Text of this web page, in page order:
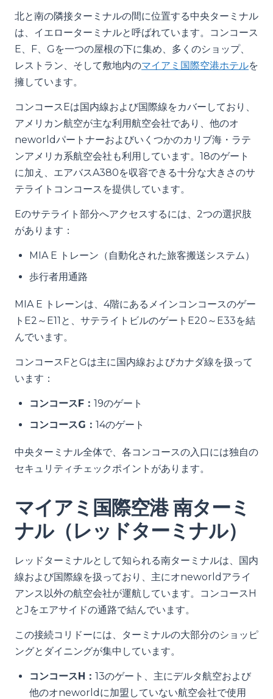
北と南の隣接ターミナルの間に位置する中央ターミナル
は、イエローターミナルと呼ばれています。コンコース
E、F、Gを一つの屋根の下に集め、多くのショップ、
レストラン、そして敷地内のマイアミ国際空港ホテルを
擁しています。
コンコースEは国内線および国際線をカバーしており、
アメリカン航空が主な利用航空会社であり、他のオ
neworldパートナーおよびいくつかのカリブ海・ラテ
ンアメリカ系航空会社も利用しています。18のゲート
に加え、エアバスA380を収容できる十分な大きさのサ
テライトコンコースを提供しています。
Eのサテライト部分へアクセスするには、2つの選択肢
があります：
MIA E トレーン（自動化された旅客搬送システム）
歩行者用通路
MIA E トレーンは、4階にあるメインコンコースのゲー
トE2～E11と、サテライトビルのゲートE20～E33を結
んでいます。
コンコースFとGは主に国内線およびカナダ線を扱って
います：
コンコースF： 19のゲート
コンコースG： 14のゲート
中央ターミナル全体で、各コンコースの入口には独自の
セキュリティチェックポイントがあります。
マイアミ国際空港 南ターミ
ナル（レッドターミナル）
レッドターミナルとして知られる南ターミナルは、国内
線および国際線を扱っており、主にオneworldアライ
アンス以外の航空会社が運航しています。コンコースH
とJをエアサイドの通路で結んでいます。
この接続コリドーには、ターミナルの大部分のショッピ
ングとダイニングが集中しています。
コンコースH： 13のゲート、主にデルタ航空および
他のオneworldに加盟していない航空会社で使用